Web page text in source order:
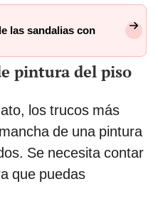
las sandalias con
pintura del piso
los trucos más
de una pintura
Se necesita contar
que puedas